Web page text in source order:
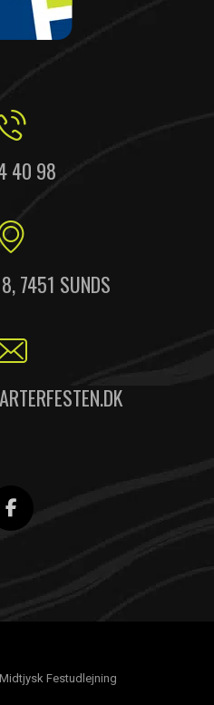
40 98
7451 SUNDS
Festudlejning